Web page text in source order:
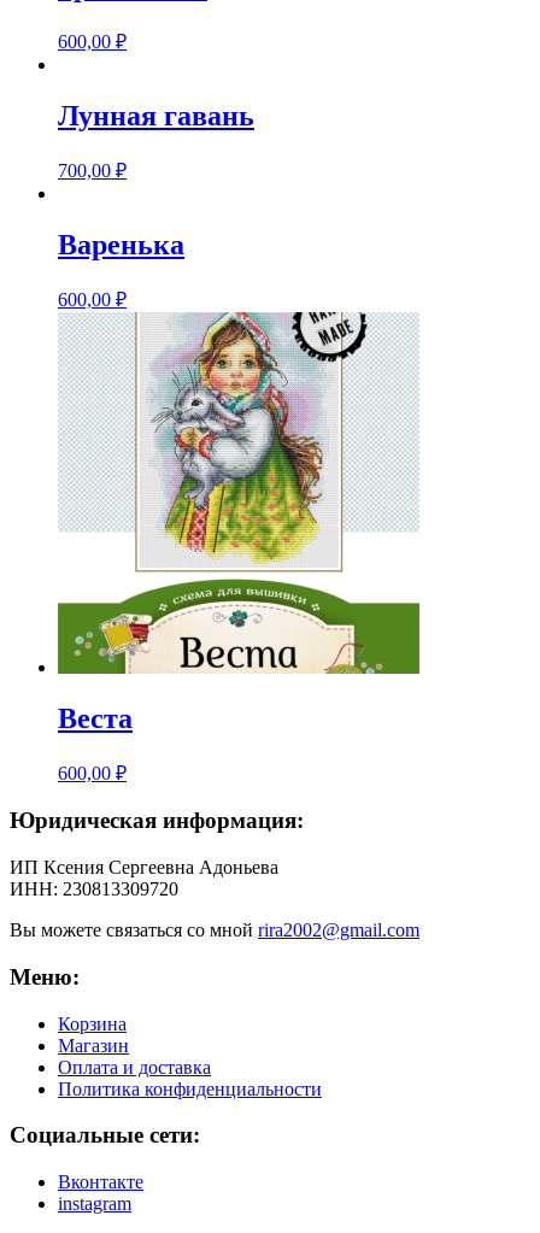
600,00 ₽
Лунная гавань
700,00 ₽
Варенька
600,00 ₽
Веста
600,00 ₽
Юридическая информация:
ИП Ксения Сергеевна Адоньева
ИНН: 230813309720
Вы можете связаться со мной rira2002@gmail.com
Меню:
Корзина
Магазин
Оплата и доставка
Политика конфиденциальности
Социальные сети:
Вконтакте
instagram